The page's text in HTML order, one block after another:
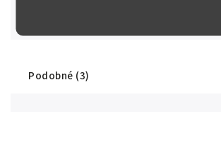
Máme řadu spokojených sběratelů a
Podobné (3)